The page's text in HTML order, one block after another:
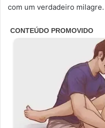
com um verdadeiro milagre.